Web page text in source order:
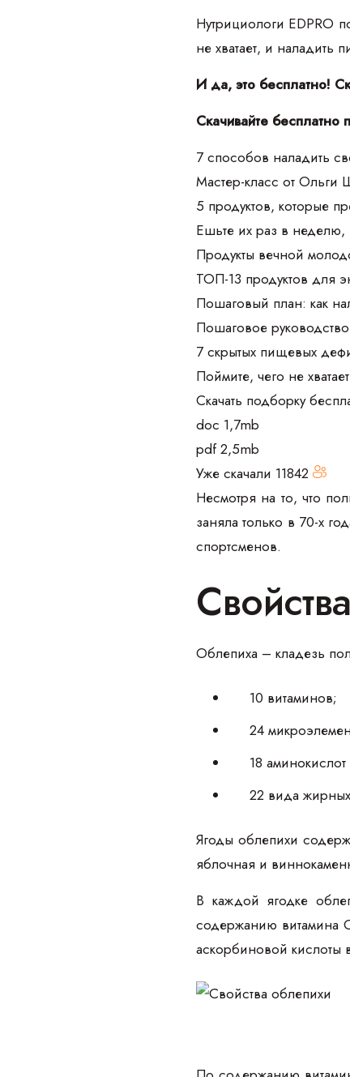
Нутрициологи EDPRO
не хватает, и наладить
И да, это бесплатно!
Скачивайте бесплатно
7 способов наладить
Мастер-класс от Ольги
5 продуктов, которые
Ешьте их раз в неделю,
Продукты вечной
ТОП-13 продуктов для
Пошаговый план: как
Пошаговое
7 скрытых пищевых
Поймите, чего не
Скачать подборку
doc 1,7mb
pdf 2,5mb
Уже скачали 11842
Несмотря на то, что
заняла только в 70-х
спортсменов.
Облепиха – кладезь
10 витаминов;
24
18
22 вида
Ягоды облепихи
яблочная и
В каждой ягодке
содержанию витамина
аскорбиновой кислоты